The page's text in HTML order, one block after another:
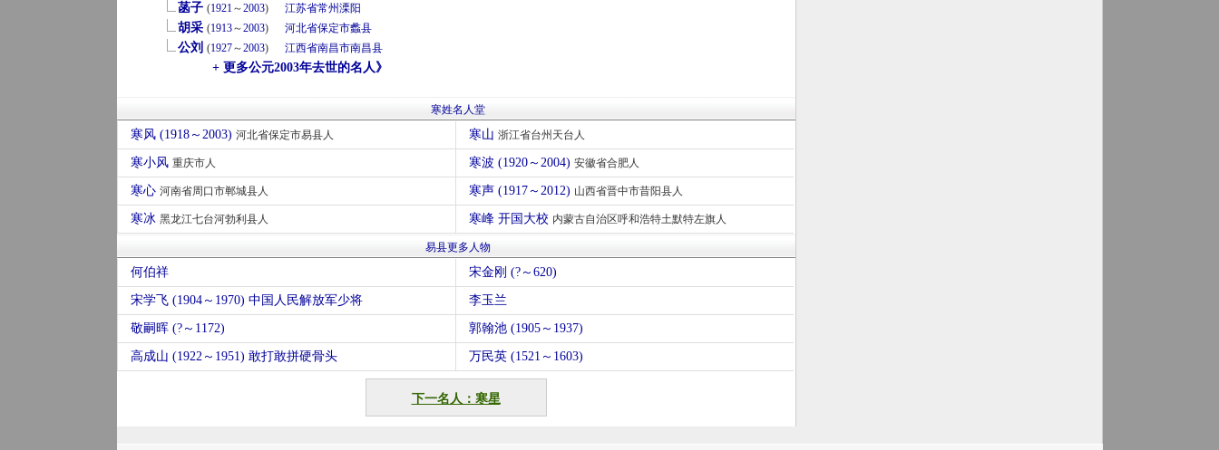
菡子 (1921～2003) 江苏省常州溧阳
胡采 (1913～2003) 河北省保定市蠡县
公刘 (1927～2003) 江西省南昌市南昌县
+ 更多公元2003年去世的名人》
寒姓名人堂
寒风 (1918～2003) 河北省保定市易县人 寒山 浙江省台州天台人
寒小风 重庆市人 寒波 (1920～2004) 安徽省合肥人
寒心 河南省周口市郸城县人 寒声 (1917～2012) 山西省晋中市昔阳县人
寒冰 黑龙江七台河勃利县人 寒峰 开国大校 内蒙古自治区呼和浩特土默特左旗人
易县更多人物
何伯祥 宋金刚 (?～620)
宋学飞 (1904～1970) 中国人民解放军少将 李玉兰
敬嗣晖 (?～1172) 郭翰池 (1905～1937)
高成山 (1922～1951) 敢打敢拼硬骨头 万民英 (1521～1603)
下一名人：寒星